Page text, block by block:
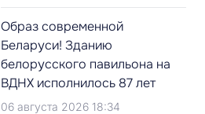
Образ современной
Беларуси! Зданию
белорусского павильона на
ВДНХ исполнилось 87 лет
06 августа 2026 18:34